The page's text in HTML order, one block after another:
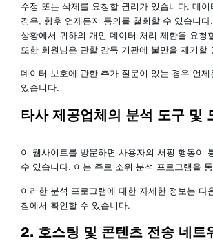
수정 또는 삭제를 요청할 권리가 있습니다. 데
경우, 향후 언제든지 동의를 철회할 수 있습니
상황에서 귀하의 개인 데이터 처리 제한을 요청
또한 회원님은 관할 감독 기관에 불만을 제기할
데이터 보호에 관한 추가 질문이 있는 경우 언제
있습니다.
타사 제공업체의 분석 도구 및
이 웹사이트를 방문하면 사용자의 서핑 행동이
수 있습니다. 이는 주로 소위 분석 프로그램을
이러한 분석 프로그램에 대한 자세한 정보는 다
침에서 확인할 수 있습니다.
2. 호스팅 및 콘텐츠 전송 네트